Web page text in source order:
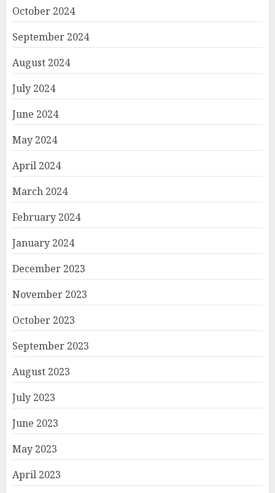
October 2024
September 2024
August 2024
July 2024
June 2024
May 2024
April 2024
March 2024
February 2024
January 2024
December 2023
November 2023
October 2023
September 2023
August 2023
July 2023
June 2023
May 2023
April 2023